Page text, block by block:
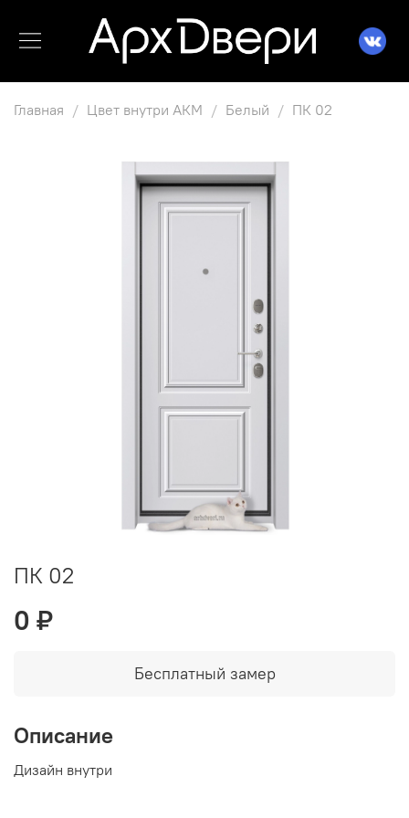
Главная Цвет внутри АКМ Белый ПК 02
ПК 02
0 ₽
Бесплатный замер
Описание
Дизайн внутри